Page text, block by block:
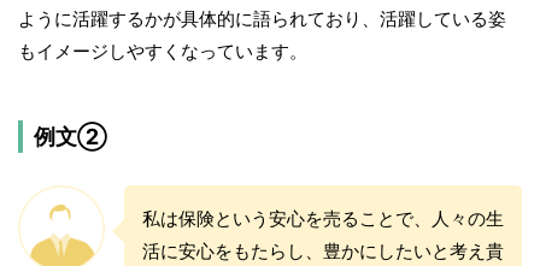
ように活躍するかが具体的に語られており、活躍している姿
もイメージしやすくなっています。
例文②
私は保険という安心を売ることで、人々の生
活に安心をもたらし、豊かにしたいと考え貴